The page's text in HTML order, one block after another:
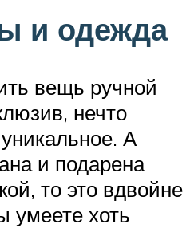
и одежда
вещь ручной
нечто
А
и подарена
то это вдвойне
умеете хоть